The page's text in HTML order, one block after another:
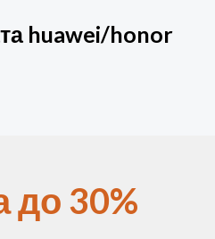
huawei/honor
до 30%